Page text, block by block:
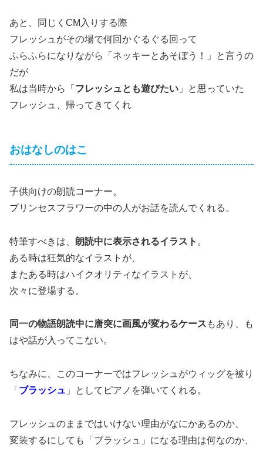
あと、同じくCM入りする際
フレッシュがその場で何回かぐるぐる回って
ふらふらになりながら「ネッキーとあそぼう！」と言うの
だが
私は当時から「 フレッシュとも遊びたい 」と思っていた
フレッシュ、帰ってきてくれ
おはなしのはこ
子供向けの朗読コーナー。
プリンセスフラワーの中の人がお話を読んでくれる。
特筆すべきは、 朗読中に表示されるイラスト 。
ある時は狂気的なイラストが、
またある時はハイクオリティなイラストが、
次々に登場する。
同一の物語朗読中に唐突に画風が変わるケース もあり、も
はや話が入ってこない。
ちなみに、このコーナーではフレッシュがウィッグを被り
「 ブラッシュ 」としてピアノを弾いてくれる。
フレッシュのままではいけない理由がなにかあるのか、
変装するにしても「ブラッシュ」になる理由は何なのか、